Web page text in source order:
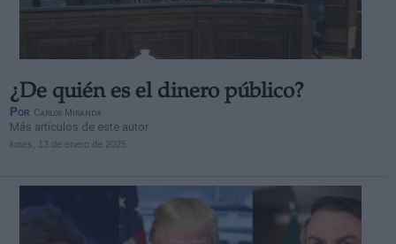
¿De quién es el dinero público?
Por Carlos Miranda
Más artículos de este autor
lunes, 13 de enero de 2025